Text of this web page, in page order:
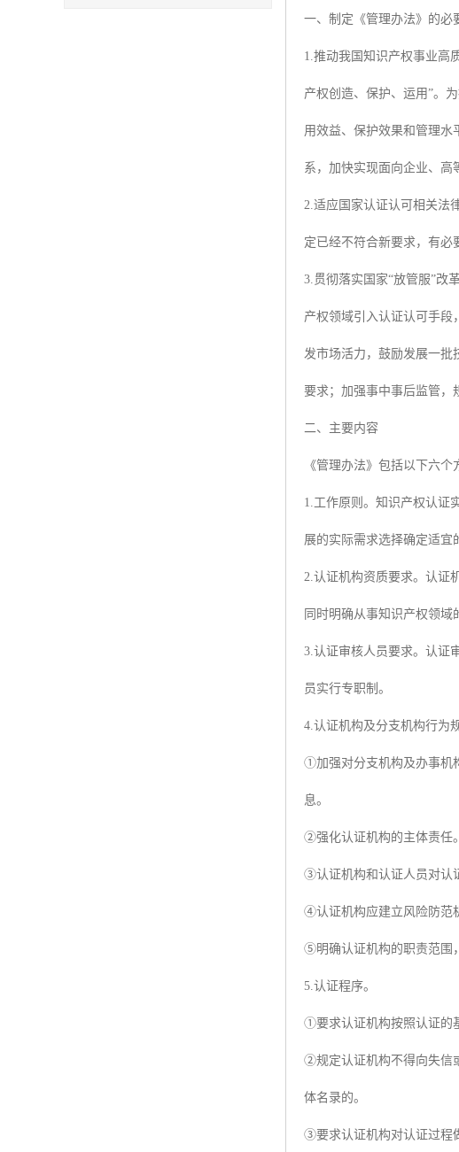
一、制定《管理办法》的必
1.推动我国知识产权事业高
产权创造、保护、运用”。
用效益、保护效果和管理
系，加快实现面向企业、高
2.适应国家认证认可相关法
定已经不符合新要求，有必
3.贯彻落实国家“放管服”改
产权领域引入认证认可手
发市场活力，鼓励发展一批
要求；加强事中事后监管，
二、主要内容
《管理办法》包括以下六个
1.工作原则。知识产权认证
展的实际需求选择确定适宜
2.认证机构资质要求。认证
同时明确从事知识产权领域
3.认证审核人员要求。认证
员实行专职制。
4.认证机构及分支机构行为
①加强对分支机构及办事机
息。
②强化认证机构的主体责任
③认证机构和认证人员对认
④认证机构应建立风险防范
⑤明确认证机构的职责范围
5.认证程序。
①要求认证机构按照认证的
②规定认证机构不得向失信
体名录的。
③要求认证机构对认证过程